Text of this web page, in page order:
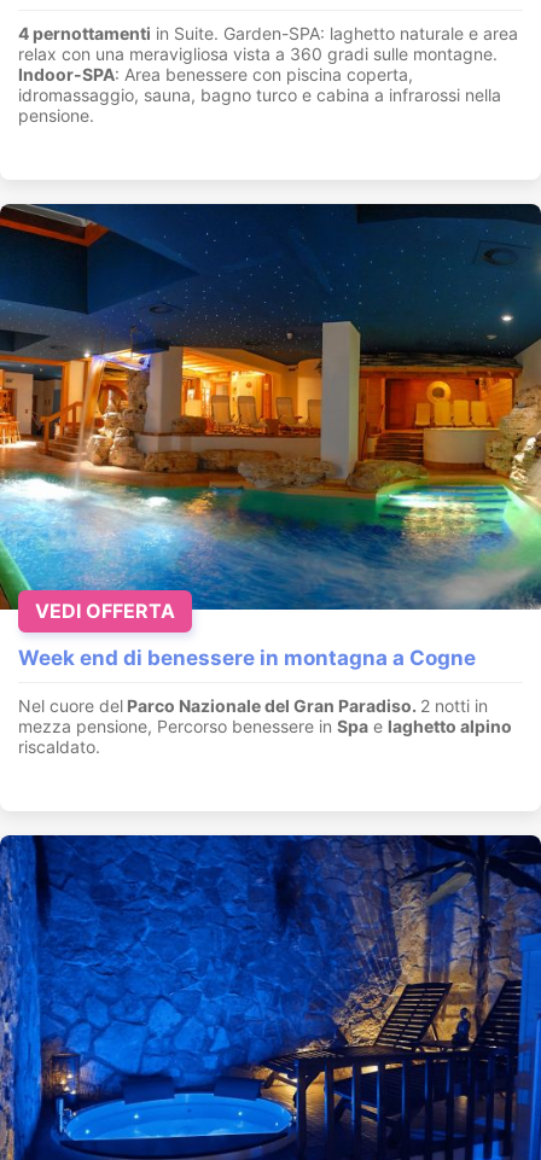
4 pernottamenti in Suite. Garden-SPA: laghetto naturale e area
relax con una meravigliosa vista a 360 gradi sulle montagne.
Indoor-SPA: Area benessere con piscina coperta,
idromassaggio, sauna, bagno turco e cabina a infrarossi nella
pensione.
Week end di benessere in montagna a Cogne
Nel cuore del Parco Nazionale del Gran Paradiso. 2 notti in
mezza pensione, Percorso benessere in Spa e laghetto alpino
riscaldato.
VEDI OFFERTA